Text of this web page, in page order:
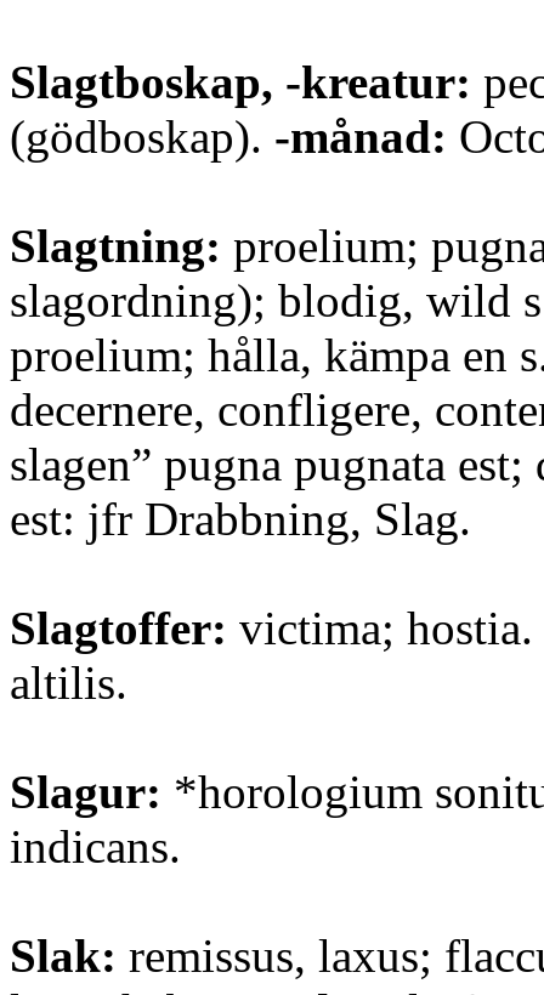
Slagtboskap, -kreatur:
(gödboskap). -månad:
Slagtning: proelium;
slagordning); blodig, wild
proelium; hålla, kämpa en
decernere, confligere,
slagen” pugna pugnata est;
est: jfr Drabbning, Slag.
Slagtoffer: victima; hostia.
altilis.
Slagur: *horologium
indicans.
Slak: remissus, laxus;